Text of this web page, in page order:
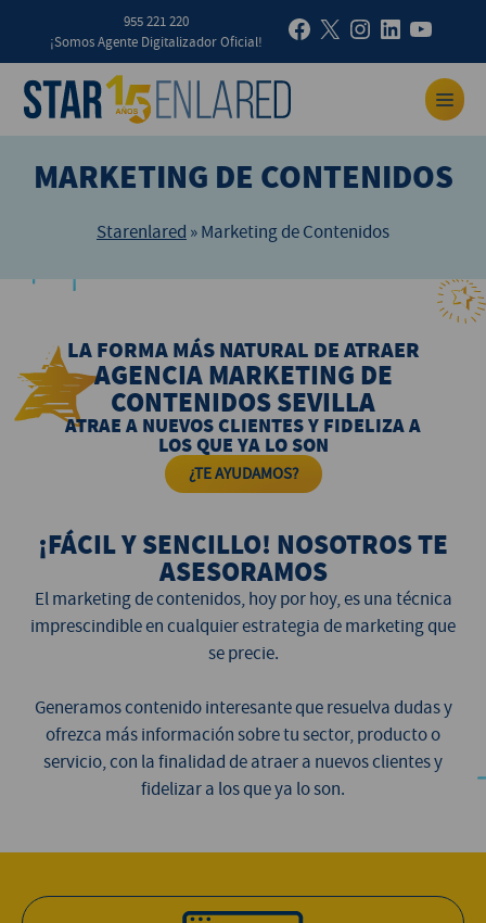
955 221 220
¡Somos Agente Digitalizador Oficial!
MARKETING DE CONTENIDOS
Starenlared »Marketing de Contenidos
LA FORMA MÁS NATURAL DE ATRAER
AGENCIA MARKETING DE
CONTENIDOS SEVILLA
ATRAE A NUEVOS CLIENTES Y FIDELIZA A
LOS QUE YA LO SON
¿TE AYUDAMOS?
¡FÁCIL Y SENCILLO! NOSOTROS TE
ASESORAMOS
El marketing de contenidos, hoy por hoy, es una técnica
imprescindible en cualquier estrategia de marketing que
se precie.
Generamos contenido interesante que resuelva dudas y
ofrezca más información sobre tu sector, producto o
servicio, con la finalidad de atraer a nuevos clientes y
fidelizar a los que ya lo son.